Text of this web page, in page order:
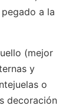
a la
(mejor
y
o
decoración